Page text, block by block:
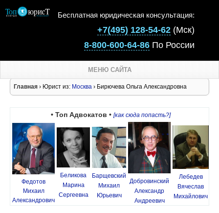
Бесплатная юридическая консультация:
+7(495) 128-54-62 (Мск)
8-800-600-64-86 По России
МЕНЮ САЙТА
Главная › Юрист из: Москва › Бирючева Ольга Александровна
• Топ Адвокатов • [как сюда попасть?]
Федотов
Михаил
Александрович
Беликова
Марина
Сергеевна
Барщевский
Михаил
Юрьевич
Добровинский
Александр
Андреевич
Лебедев
Вячеслав
Михайлович